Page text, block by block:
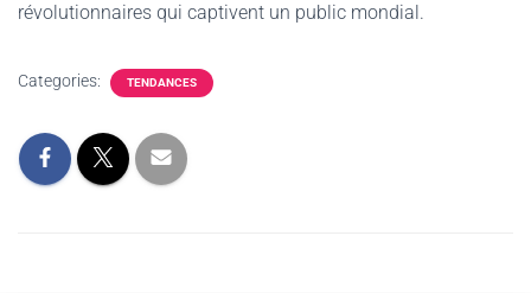
révolutionnaires qui captivent un public mondial.
Categories: TENDANCES